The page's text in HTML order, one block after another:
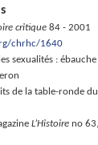
critique 84 - 2001
chrhc/1640
sexualités :
de la table-ronde
L’Histoire no